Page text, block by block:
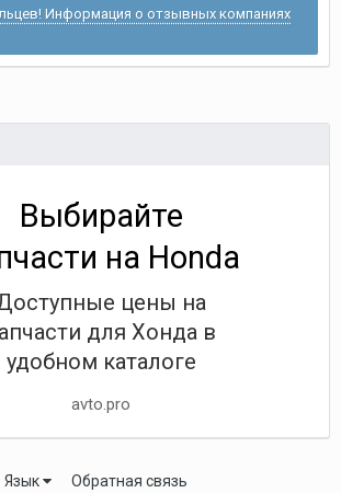
Информация о отзывных компаниях
Выбирайте
на Honda
цены на
для Хонда в
удобном каталоге
avto.pro
Язык Обратная связь